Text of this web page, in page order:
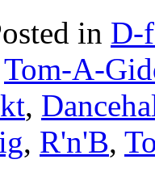
in D-
Tom-A-
,
, R'n'B,